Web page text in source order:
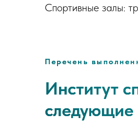
Спортивные залы:
Перечень
Институт
следующие